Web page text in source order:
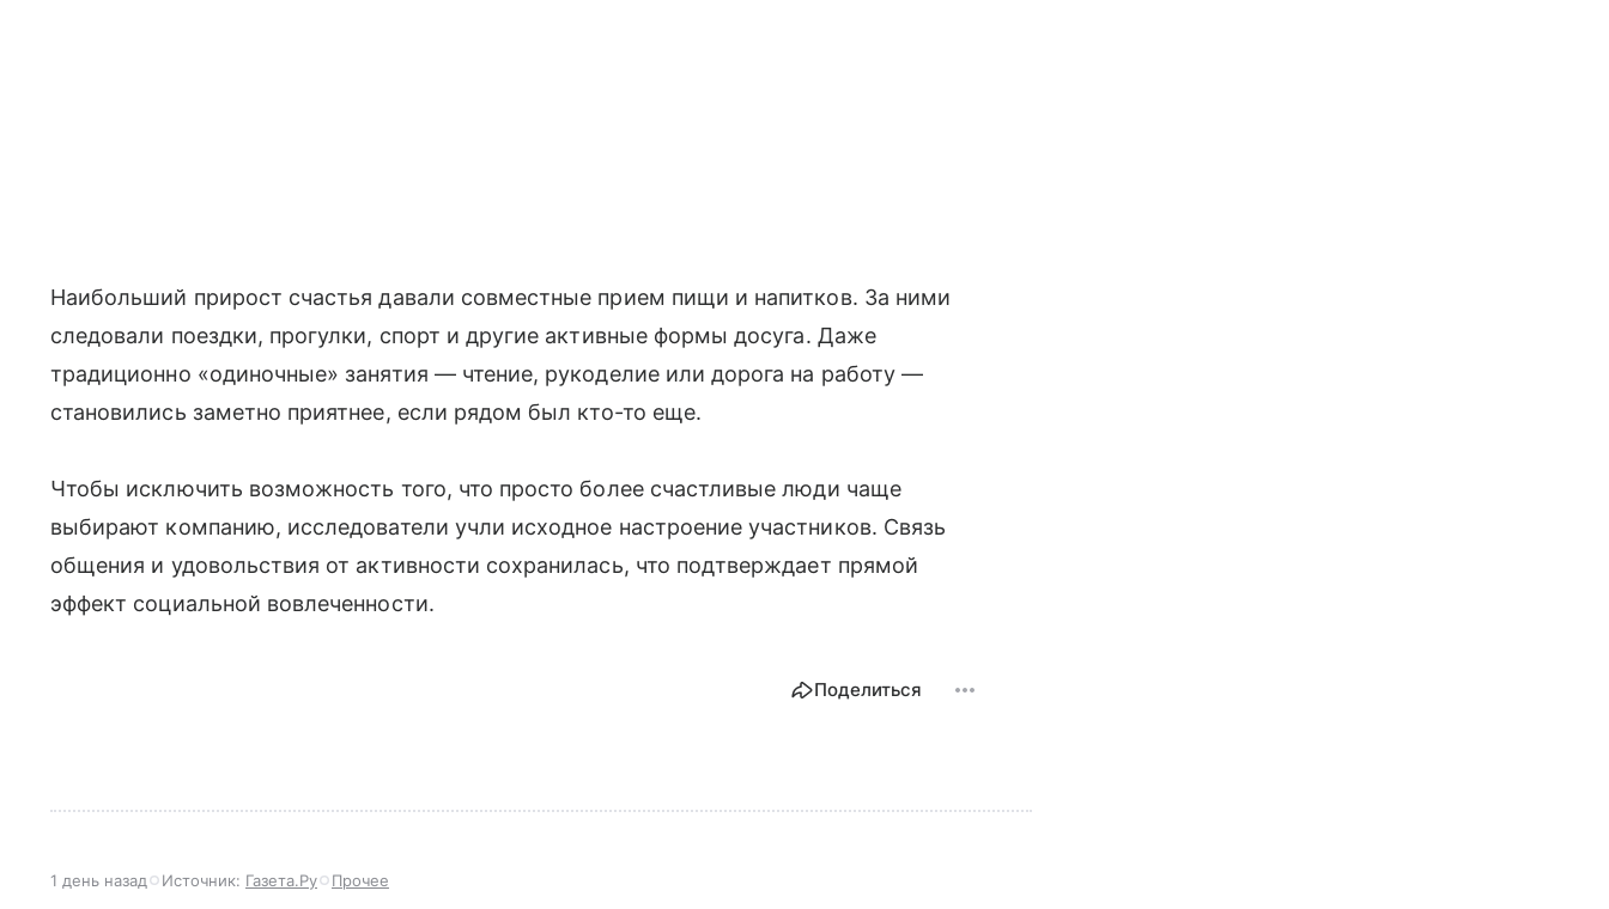
Наибольший прирост счастья давали совместные прием пищи и напитков. За ними
следовали поездки, прогулки, спорт и другие активные формы досуга. Даже
традиционно «одиночные» занятия — чтение, рукоделие или дорога на работу —
становились заметно приятнее, если рядом был кто-то еще.
Чтобы исключить возможность того, что просто более счастливые люди чаще
выбирают компанию, исследователи учли исходное настроение участников. Связь
общения и удовольствия от активности сохранилась, что подтверждает прямой
эффект социальной вовлеченности.
Поделиться
1 день назад Источник: Газета.Ру Прочее